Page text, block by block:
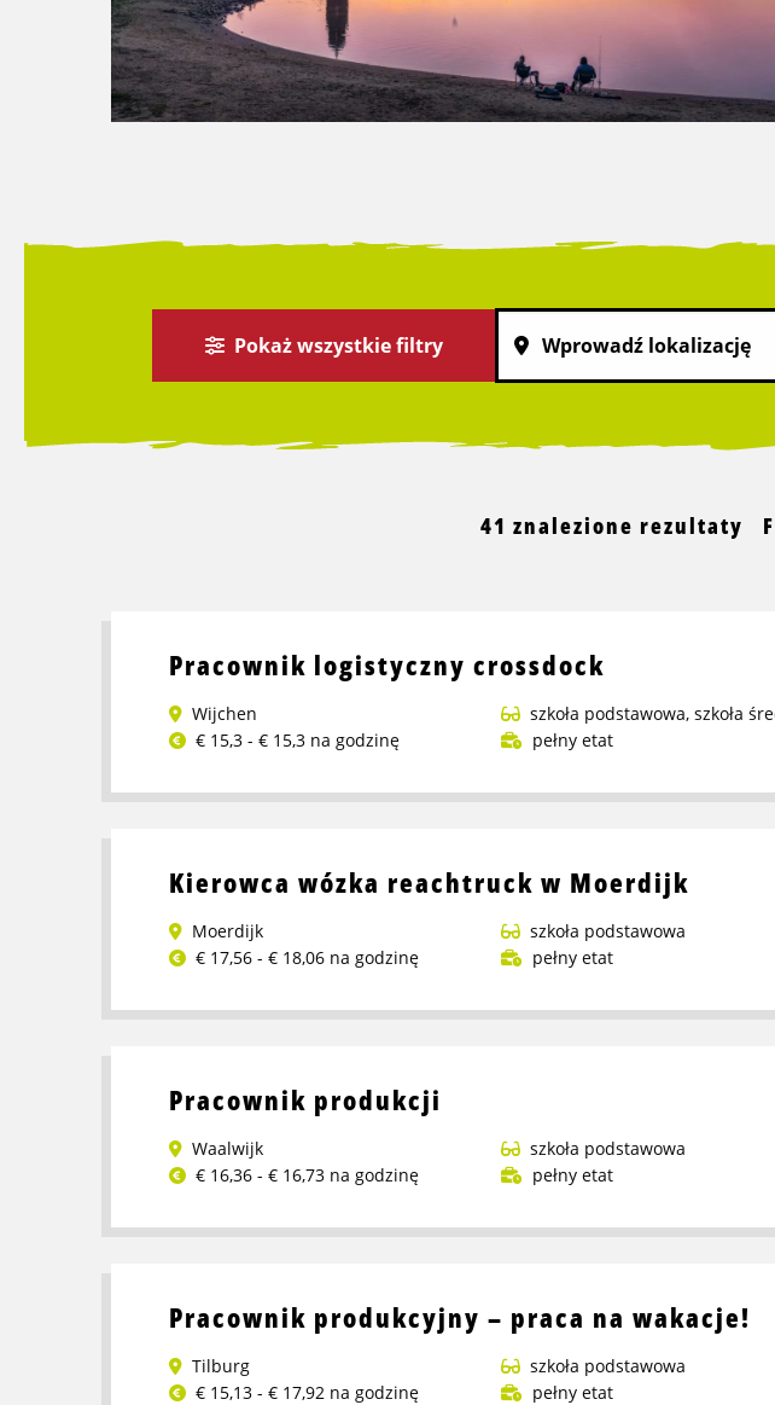
Pokaż wszystkie filtry
41 znalezione rezultaty
Pracownik logistyczny crossdock
Wijchen szkoła podstawowa, szkoła
€ 15,3 - € 15,3 na godzinę
pełny etat
więcej
logistyczny
Kierowca wózka reachtruck w Moerdijk
Moerdijk
szkoła podstawowa
€ 17,56 - € 18,06 na godzinę
pełny etat
więcej
wózka
w
Moerdijk
Pracownik produkcji
Waalwijk
szkoła podstawowa
€ 16,36 - € 16,73 na godzinę
pełny etat
więcej
produkcji
Pracownik produkcyjny – praca na wakacje!
Tilburg
szkoła podstawowa
€ 15,13 - € 17,92 na godzinę
pełny etat